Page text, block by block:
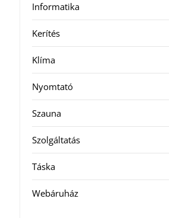
Informatika
Kerítés
Klíma
Nyomtató
Szauna
Szolgáltatás
Táska
Webáruház